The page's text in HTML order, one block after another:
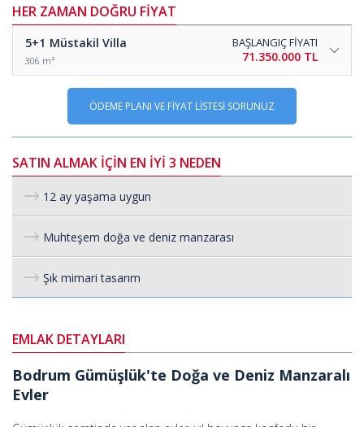
HER ZAMAN DOĞRU FİYAT
5+1 Müstakil Villa
306 m²
BAŞLANGIÇ FİYATI
71.350.000 TL
ÖDEME PLANI VE FİYAT LİSTESİ SORUNUZ
SATIN ALMAK İÇİN EN İYİ 3 NEDEN
12 ay yaşama uygun
Muhteşem doğa ve deniz manzarası
Şık mimari tasarım
EMLAK DETAYLARI
Bodrum Gümüşlük'te Doğa ve Deniz Manzaralı
Evler